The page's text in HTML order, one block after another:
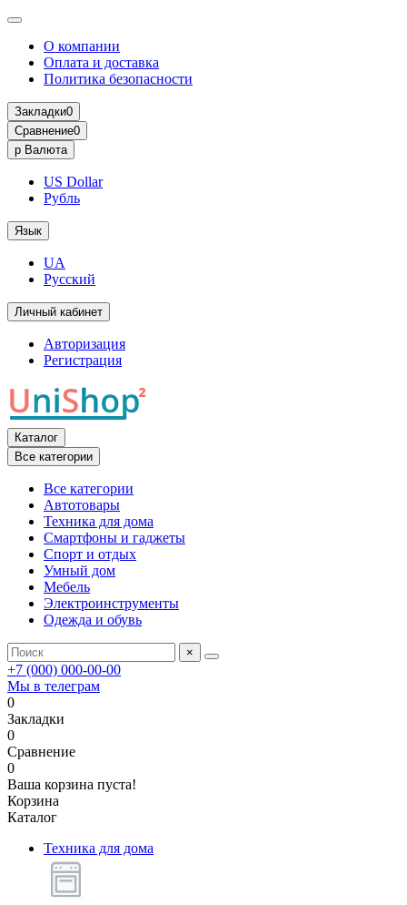
О компании
Оплата и доставка
Политика безопасности
Закладки0
Сравнение0
р Валюта
US Dollar
Рубль
Язык
UA
Русский
Личный кабинет
Авторизация
Регистрация
Каталог
Все категории
Все категории
Автотовары
Техника для дома
Смартфоны и гаджеты
Спорт и отдых
Умный дом
Мебель
Электроинструменты
Одежда и обувь
×
+7 (000) 000-00-00
Мы в телеграм
0
Закладки
0
Сравнение
0
Ваша корзина пуста!
Корзина
Каталог
Техника для дома